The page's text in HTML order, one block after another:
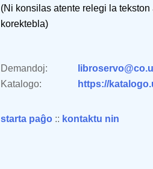
(Ni konsilas atente relegi la
korektebla)
Demandoj:
Katalogo:
https://
starta paĝo :: kontaktu nin